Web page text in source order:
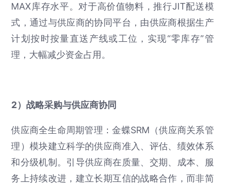
MAX库存水平。对于高价值物料，推行JIT配送模
式，通过与供应商的协同平台，由供应商根据生产
计划按时按量直送产线或工位，实现“零库存”管
理，大幅减少资金占用。
2）战略采购与供应商协同
供应商全生命周期管理：金蝶SRM（供应商关系管
理）模块建立科学的供应商准入、评估、绩效体系
和分级机制。引导供应商在质量、交期、成本、服
务上持续改进，建立长期互信的战略合作，而非简